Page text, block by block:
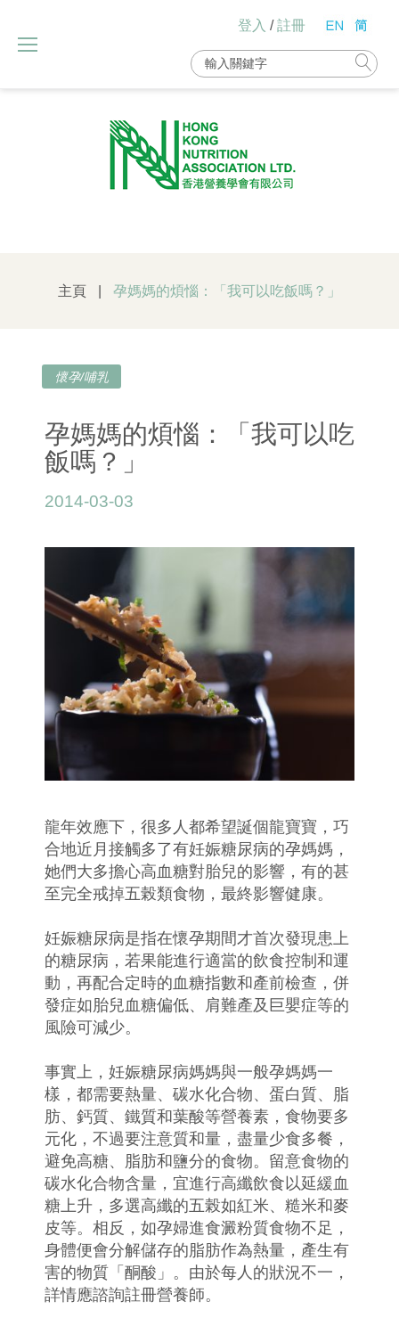
content
登入 /註冊
Search
for:
主頁 孕媽媽的煩惱：「我可以吃飯嗎？」
懷孕/哺乳
孕媽媽的煩惱：「我可以吃
飯嗎？」
2014-03-03
龍年效應下，很多人都希望誕個龍寶寶，巧
合地近月接觸多了有妊娠糖尿病的孕媽媽，
她們大多擔心高血糖對胎兒的影響，有的甚
至完全戒掉五榖類食物，最終影響健康。
妊娠糖尿病是指在懷孕期間才首次發現患上
的糖尿病，若果能進行適當的飲食控制和運
動，再配合定時的血糖指數和產前檢查，併
發症如胎兒血糖偏低、肩難產及巨嬰症等的
風險可減少。
事實上，妊娠糖尿病媽媽與一般孕媽媽一
樣，都需要熱量、碳水化合物、蛋白質、脂
肪、鈣質、鐵質和葉酸等營養素，食物要多
元化，不過要注意質和量，盡量少食多餐，
避免高糖、脂肪和鹽分的食物。留意食物的
碳水化合物含量，宜進行高纖飲食以延緩血
糖上升，多選高纖的五榖如紅米、糙米和麥
皮等。相反，如孕婦進食澱粉質食物不足，
身體便會分解儲存的脂肪作為熱量，產生有
害的物質「酮酸」。由於每人的狀況不一，
詳情應諮詢註冊營養師。